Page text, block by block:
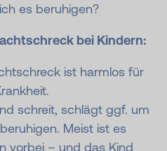
es beruhigen?
bei Kindern:
ist harmlos für
schreit, schlägt ggf. um
Meist ist es
vorbei – und das Kind